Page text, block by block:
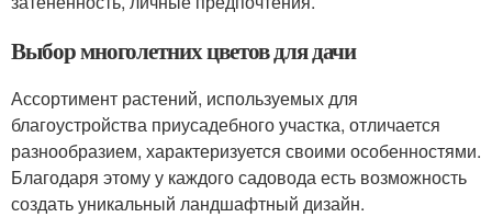
Выбор многолетних цветов для дачи
Ассортимент растений, используемых для
благоустройства приусадебного участка, отличается
разнообразием, характеризуется своими особенностями.
Благодаря этому у каждого садовода есть возможность
создать уникальный ландшафтный дизайн.